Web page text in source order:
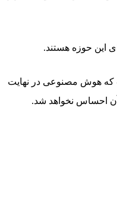
این حوزه هستند.
که هوش مصنوعی در نهایت
احساس نخواهد شد.